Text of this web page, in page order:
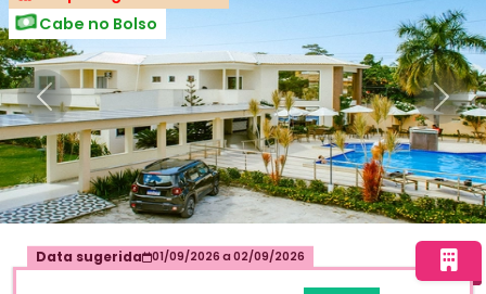
Anterior
Cabe no Bolso
Data sugerida 01/09/2026 a 02/09/2026